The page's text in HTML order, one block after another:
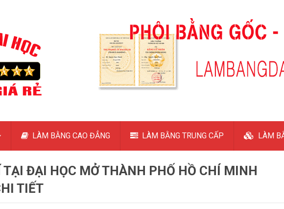
LÀM BẰNG CAO ĐẲNG LÀM BẰNG TRUNG CẤP LÀM
TẠI ĐẠI HỌC MỞ THÀNH PHỐ HỒ CHÍ MINH
TIẾT